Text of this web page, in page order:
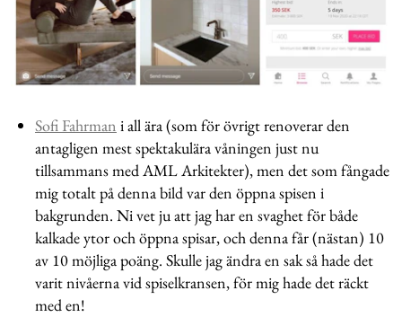
Sofi Fahrman i all ära (som för övrigt renoverar den
antagligen mest spektakulära våningen just nu
tillsammans med AML Arkitekter), men det som fångade
mig totalt på denna bild var den öppna spisen i
bakgrunden. Ni vet ju att jag har en svaghet för både
kalkade ytor och öppna spisar, och denna får (nästan) 10
av 10 möjliga poäng. Skulle jag ändra en sak så hade det
varit nivåerna vid spiselkransen, för mig hade det räckt
med en!